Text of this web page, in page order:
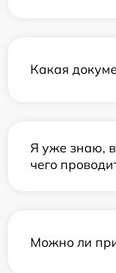
Какая
Я уже знаю,
чего
Можно ли